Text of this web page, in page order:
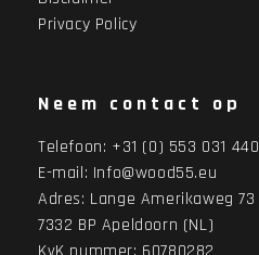
Privacy Policy
Neem contact op
Telefoon: +31 (0) 553 031 440
E-mail: Info@wood55.eu
Adres: Lange Amerikaweg 73
7332 BP Apeldoorn (NL)